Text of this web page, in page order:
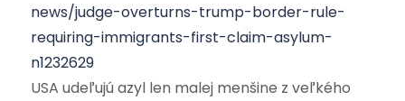
news/judge-overturns-trump-border-rule-
requiring-immigrants-first-claim-asylum-
n1232629
USA udeľujú azyl len malej menšine z veľkého